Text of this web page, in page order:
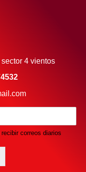
4 vientos
correos diarios